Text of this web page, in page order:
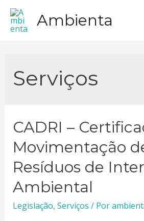
para
Ambienta
Serviços
CADRI –
Movimentação
Resíduos de
Ambiental
Legislação, Serviços / Por